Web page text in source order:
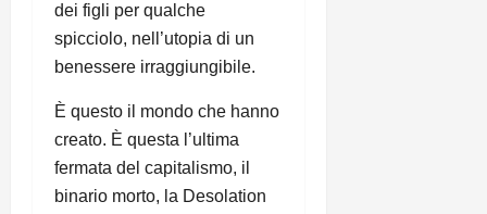
dei figli per qualche
spicciolo, nell’utopia di un
benessere irraggiungibile.
È questo il mondo che hanno
creato. È questa l’ultima
fermata del capitalismo, il
binario morto, la Desolation